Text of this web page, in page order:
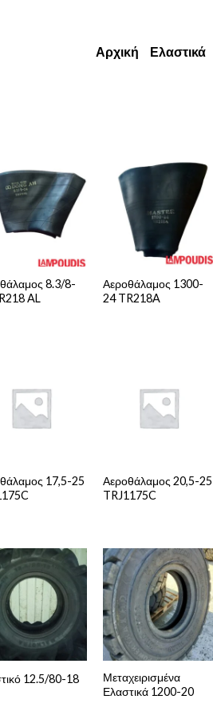
Αρχική Ελαστικά
8.3/8-
AL
Αεροθάλαμος 1300-
24 TR218A
17,5-25
Αεροθάλαμος 20,5-25
TRJ1175C
12.5/80-18
Μεταχειρισμένα
Ελαστικά 1200-20